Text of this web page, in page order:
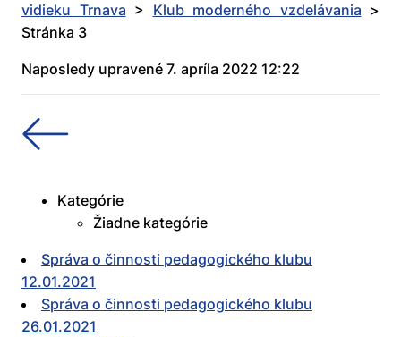
vidieku Trnava > Klub moderného vzdelávania >
Stránka 3
Naposledy upravené 7. apríla 2022 12:22
Kategórie
Žiadne kategórie
Správa o činnosti pedagogického klubu
12.01.2021
Správa o činnosti pedagogického klubu
26.01.2021